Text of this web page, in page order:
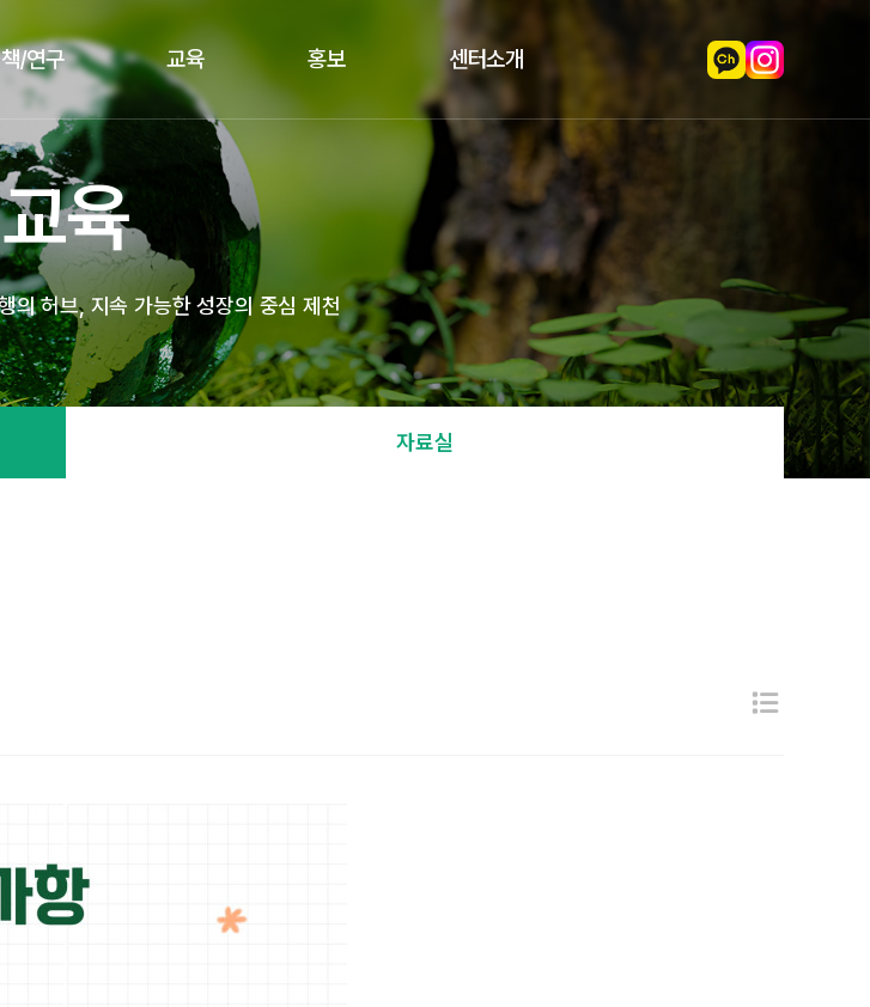
/연구 교육 홍보 센터소개
교육
의 허브, 지속 가능한 성장의 중심 제천
자료실